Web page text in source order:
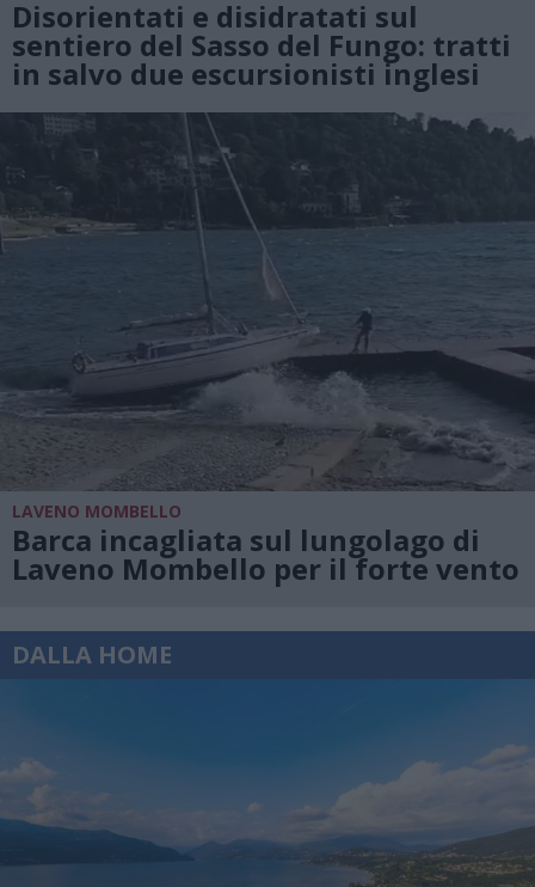
Disorientati e disidratati sul
sentiero del Sasso del Fungo: tratti
in salvo due escursionisti inglesi
LAVENO MOMBELLO
Barca incagliata sul lungolago di
Laveno Mombello per il forte vento
DALLA HOME